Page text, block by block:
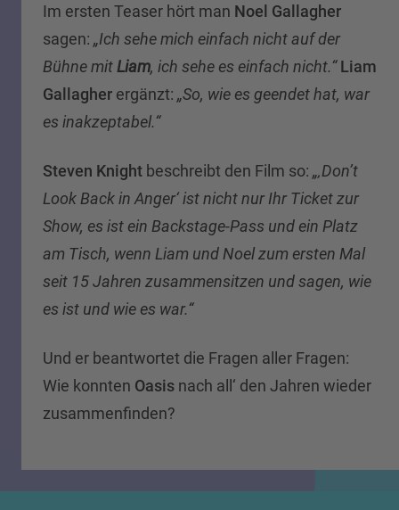
Im ersten Teaser hört man Noel Gallagher
sagen: „Ich sehe mich einfach nicht auf der
Bühne mit Liam, ich sehe es einfach nicht.“ Liam
Gallagher ergänzt: „So, wie es geendet hat, war
es inakzeptabel.“
Steven Knight beschreibt den Film so: „‚Don’t
Look Back in Anger‘ ist nicht nur Ihr Ticket zur
Show, es ist ein Backstage-Pass und ein Platz
am Tisch, wenn Liam und Noel zum ersten Mal
seit 15 Jahren zusammensitzen und sagen, wie
es ist und wie es war.“
Und er beantwortet die Fragen aller Fragen:
Wie konnten Oasis nach all‘ den Jahren wieder
zusammenfinden?